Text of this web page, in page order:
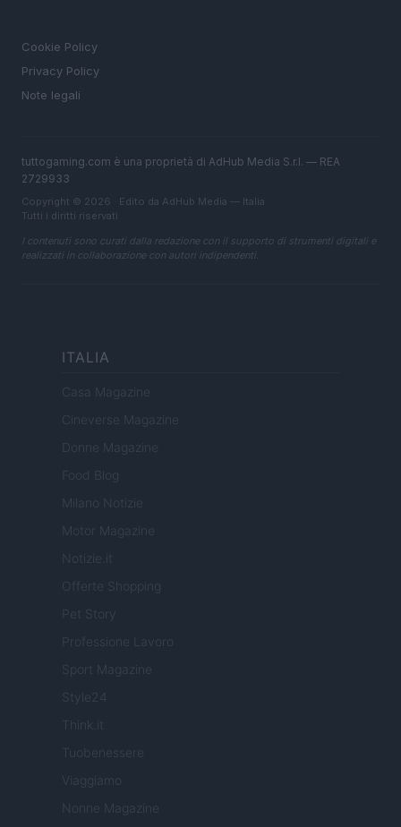
Cookie Policy
Privacy Policy
Note legali
tuttogaming.com è una proprietà di AdHub Media S.r.l. — REA
2729933
Copyright © 2026 · Edito da AdHub Media — Italia
Tutti i diritti riservati
I contenuti sono curati dalla redazione con il supporto di strumenti digitali e
realizzati in collaborazione con autori indipendenti.
ITALIA
Casa Magazine
Cineverse Magazine
Donne Magazine
Food Blog
Milano Notizie
Motor Magazine
Notizie.it
Offerte Shopping
Pet Story
Professione Lavoro
Sport Magazine
Style24
Tuobenessere
Viaggiamo
Nonne Magazine